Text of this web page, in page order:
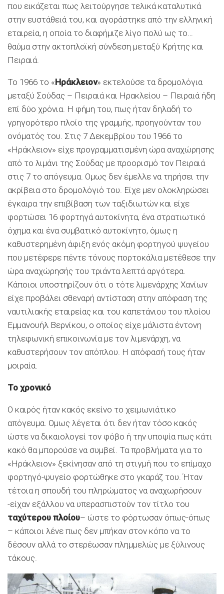
που εικάζεται πως λειτούργησε τελικά καταλυτικά
στην ευστάθειά του, και αγοράστηκε από την ελληνική
εταιρεία, η οποία το διαφήμιζε λίγο πολύ ως το…
θαύμα στην ακτοπλοϊκή σύνδεση μεταξύ Κρήτης και
Πειραιά.
Το 1966 το «Ηράκλειον» εκτελούσε τα δρομολόγια
μεταξύ Σούδας – Πειραιά και Ηρακλείου – Πειραιά ήδη
επί δύο χρόνια. Η φήμη του, πως ήταν δηλαδή το
γρηγορότερο πλοίο της γραμμής, προηγούνταν του
ονόματός του. Στις 7 Δεκεμβρίου του 1966 το
«Ηράκλειον» είχε προγραμματισμένη ώρα αναχώρησης
από το λιμάνι της Σούδας με προορισμό τον Πειραιά
στις 7 το απόγευμα. Ομως δεν έμελλε να τηρήσει την
ακρίβεια στο δρομολόγιό του. Είχε μεν ολοκληρώσει
έγκαιρα την επιβίβαση των ταξιδιωτών και είχε
φορτώσει 16 φορτηγά αυτοκίνητα, ένα στρατιωτικό
όχημα και ένα συμβατικό αυτοκίνητο, όμως η
καθυστερημένη άφιξη ενός ακόμη φορτηγού ψυγείου
που μετέφερε πέντε τόνους πορτοκάλια μετέθεσε την
ώρα αναχώρησής του τριάντα λεπτά αργότερα.
Κάποιοι υποστηρίζουν ότι ο τότε λιμενάρχης Χανίων
είχε προβάλει σθεναρή αντίσταση στην απόφαση της
ναυτιλιακής εταιρείας και του καπετάνιου του πλοίου
Εμμανουήλ Βερνίκου, ο οποίος είχε μάλιστα έντονη
τηλεφωνική επικοινωνία με τον λιμενάρχη, να
καθυστερήσουν τον απόπλου. Η απόφασή τους ήταν
μοιραία.
Το χρονικό
Ο καιρός ήταν κακός εκείνο το χειμωνιάτικο
απόγευμα. Ομως λέγεται ότι δεν ήταν τόσο κακός
ώστε να δικαιολογεί τον φόβο ή την υποψία πως κάτι
κακό θα μπορούσε να συμβεί. Τα προβλήματα για το
«Ηράκλειον» ξεκίνησαν από τη στιγμή που το επίμαχο
φορτηγό-ψυγείο φορτώθηκε στο γκαράζ του. Ήταν
τέτοια η σπουδή του πληρώματος να αναχωρήσουν
-είχαν εξάλλου να υπερασπιστούν τον τίτλο του
ταχύτερου πλοίου– ώστε το φόρτωσαν όπως-όπως
– κάποιοι λένε πως δεν μπήκαν στον κόπο να το
δέσουν αλλά το στερέωσαν πλημμελώς με ξύλινους
τάκους.